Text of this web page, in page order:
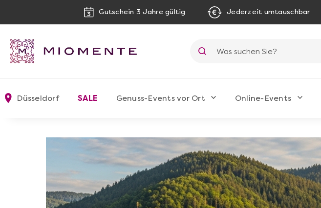
Gutschein 3 Jahre gültig Jederzeit umtauschbar
Düsseldorf SALE Genuss-Events vor Ort Online-Events